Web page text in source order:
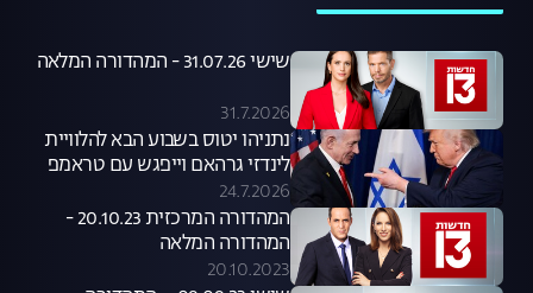
שישי 31.07.26 - המהדורה המלאה
31.7.2026
נתניהו יטוס בשבוע הבא להלוויית
לינדזי גרהאם וייפגש עם טראמפ
24.7.2026
המהדורה המרכזית 20.10.23 -
המהדורה המלאה
20.10.2023